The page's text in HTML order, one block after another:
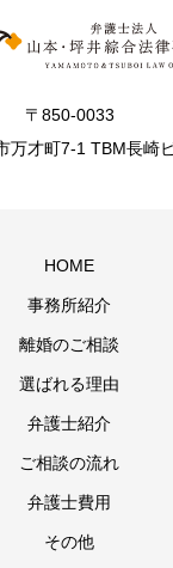
〒850-0033
万才町7-1 TBM長崎
HOME
事務所紹介
離婚のご相談
選ばれる理由
弁護士紹介
ご相談の流れ
弁護士費用
その他